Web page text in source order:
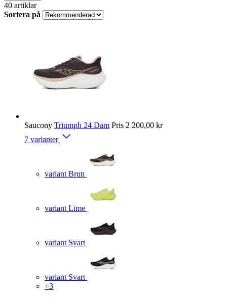
40 artiklar
Sortera på
Saucony Triumph 24 Dam Pris 2 200,00 kr
7 varianter
variant Brun
variant Lime
variant Svart
variant Svart
+3